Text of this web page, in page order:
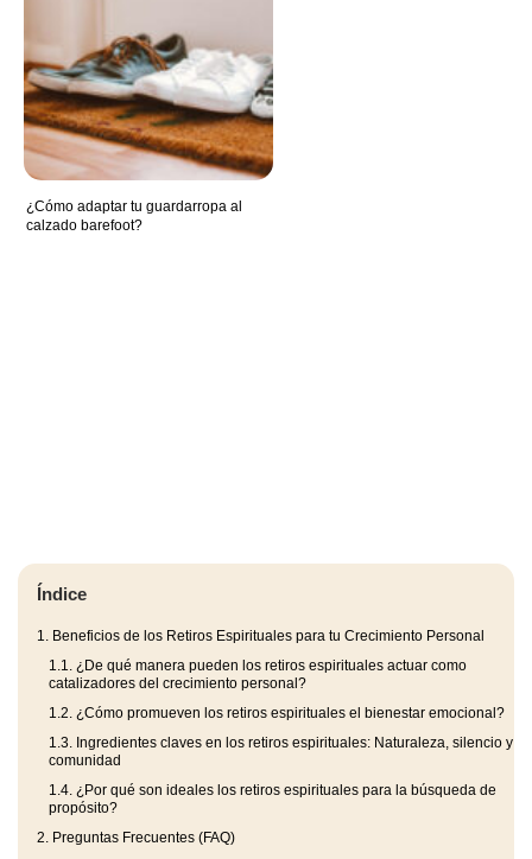
¿Cómo adaptar tu guardarropa al
calzado barefoot?
Índice
1. Beneficios de los Retiros Espirituales para tu Crecimiento Personal
1.1. ¿De qué manera pueden los retiros espirituales actuar como
catalizadores del crecimiento personal?
1.2. ¿Cómo promueven los retiros espirituales el bienestar emocional?
1.3. Ingredientes claves en los retiros espirituales: Naturaleza, silencio y
comunidad
1.4. ¿Por qué son ideales los retiros espirituales para la búsqueda de
propósito?
2. Preguntas Frecuentes (FAQ)